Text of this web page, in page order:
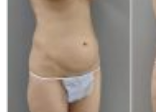
НЕ МОЖЕТЕ